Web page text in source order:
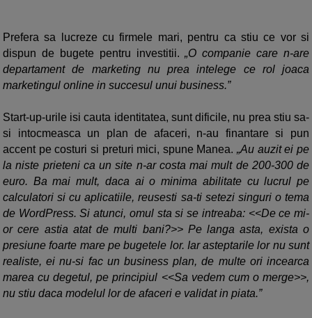
Prefera sa lucreze cu firmele mari, pentru ca stiu ce vor si
dispun de bugete pentru investitii. „O companie care n-are
departament de marketing nu prea intelege ce rol joaca
marketingul online in succesul unui business.”
Start-up-urile isi cauta identitatea, sunt dificile, nu prea stiu sa-
si intocmeasca un plan de afaceri, n-au finantare si pun
accent pe costuri si preturi mici, spune Manea. „Au auzit ei pe
la niste prieteni ca un site n-ar costa mai mult de 200-300 de
euro. Ba mai mult, daca ai o minima abilitate cu lucrul pe
calculatori si cu aplicatiile, reusesti sa-ti setezi singuri o tema
de WordPress. Si atunci, omul sta si se intreaba: <<De ce mi-
or cere astia atat de multi bani?>> Pe langa asta, exista o
presiune foarte mare pe bugetele lor. Iar asteptarile lor nu sunt
realiste, ei nu-si fac un business plan, de multe ori incearca
marea cu degetul, pe principiul <<Sa vedem cum o merge>>,
nu stiu daca modelul lor de afaceri e validat in piata.”